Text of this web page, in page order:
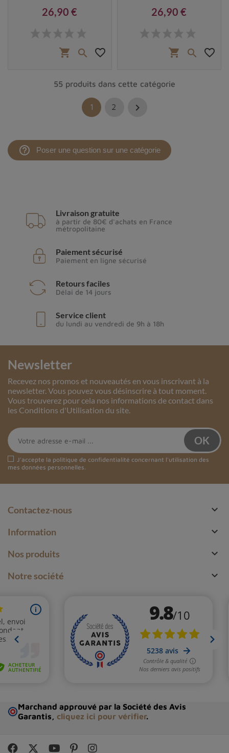
26,90 €
shopping_cart  favorite_border
26,90 €
shopping_cart  favorite_border
55 produits dans cette catégorie
1 2 
help_outline Poser une question sur une catégorie
Livraison gratuite
à partir de 80€ d'achats en France
métropolitaine
Paiement sécurisé
Paiement en ligne sécurisé
Retours faciles
Délai de 14 jours
Service client
du lundi au vendredi de 9h à 18h
Newsletter
Recevez nos promos et nouveautés en vous inscrivant à la
newsletter. Vous pouvez vous désinscrire à tout moment.
Vous trouverez pour cela nos informations de contact dans
les Conditions d'Utilisation du site.
J'accepte la politique de confidentialité concernant l'utilisation des
mes données personnelles.
Contactez-nous 
Information 
Nos produits 
Notre société 
Marchand approuvé par la Société des Avis
Garantis, cliquez ici pour vérifier.